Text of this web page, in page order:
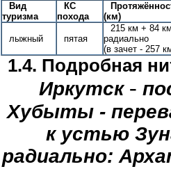
Вид
туризма
КС
похода
(км)
лыжный пятая
215 км + 84
радиально
(в зачет - 257
1.4. Подробная
Иркутск-
Хубыты -
к устью
радиально: